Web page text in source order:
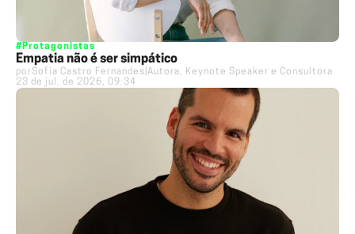
#Protagonistas
Empatia não é ser simpático
porSofia Castro Fernandes Autora, Keynote Speaker e Consultora
23 de jul. de 2026, 09:34